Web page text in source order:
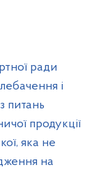
ради
і
питань
продукції
яка не
на